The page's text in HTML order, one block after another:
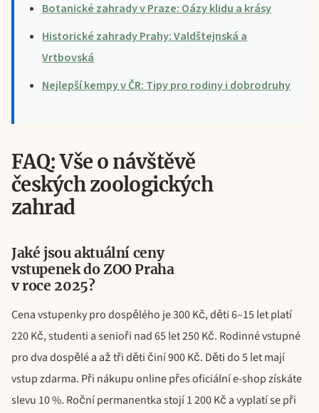
Botanické zahrady v Praze: Oázy klidu a krásy
Historické zahrady Prahy: Valdštejnská a
Vrtbovská
Nejlepší kempy v ČR: Tipy pro rodiny i dobrodruhy
FAQ: Vše o návštěvě
českých zoologických
zahrad
Jaké jsou aktuální ceny
vstupenek do ZOO Praha
v roce 2025?
Cena vstupenky pro dospělého je 300 Kč, děti 6–15 let platí
220 Kč, studenti a senioři nad 65 let 250 Kč. Rodinné vstupné
pro dva dospělé a až tři děti činí 900 Kč. Děti do 5 let mají
vstup zdarma. Při nákupu online přes oficiální e-shop získáte
slevu 10 %. Roční permanentka stojí 1 200 Kč a vyplatí se při